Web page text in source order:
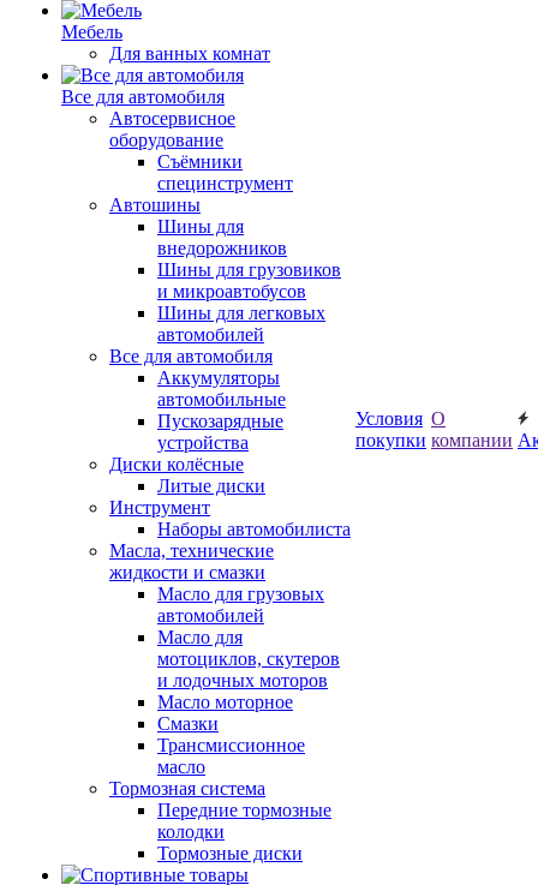
Мебель
Для ванных комнат
Все для автомобиля
Автосервисное
оборудование
Съёмники
специнструмент
Автошины
Шины для
внедорожников
Шины для грузовиков
и микроавтобусов
Шины для легковых
автомобилей
Все для автомобиля
Аккумуляторы
автомобильные
Пускозарядные
устройства
Диски колёсные
Литые диски
Инструмент
Наборы автомобилиста
Масла, технические
жидкости и смазки
Масло для грузовых
автомобилей
Масло для
мотоциклов, скутеров
и лодочных моторов
Масло моторное
Смазки
Трансмиссионное
масло
Тормозная система
Передние тормозные
колодки
Тормозные диски
Условия
покупки
О
компании